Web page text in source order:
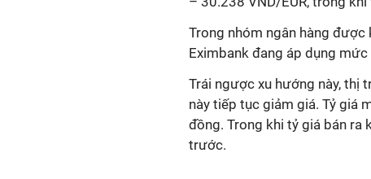
Trong nhóm ngân hàng được
Eximbank đang áp dụng
Trái ngược xu hướng này, thị
này tiếp tục giảm giá. Tỷ giá
đồng. Trong khi tỷ giá bán ra
trước.